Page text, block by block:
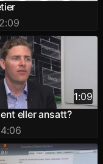
1:09
eller ansatt?